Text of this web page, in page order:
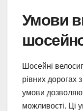
Умови
Шосейні
рівних дорогах
умови
можливості. Ці